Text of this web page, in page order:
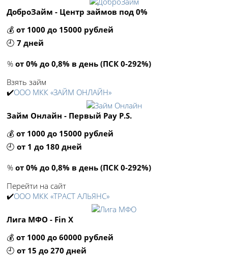
ДоброЗайм - Центр займов под 0%
💰от 1000 до 15000 рублей
🕘7 дней
% от 0% до 0,8% в день (ПСК 0-292%)
Взять займ
✔️ООО МКК «ЗАЙМ ОНЛАЙН»
Займ Онлайн - Первый Pay P.S.
💰от 1000 до 15000 рублей
🕘от 1 до 180 дней
% от 0% до 0,8% в день (ПСК 0-292%)
Перейти на сайт
✔️ООО МКК «ТРАСТ АЛЬЯНС»
Лига МФО - Fin X
💰от 1000 до 60000 рублей
🕘от 15 до 270 дней